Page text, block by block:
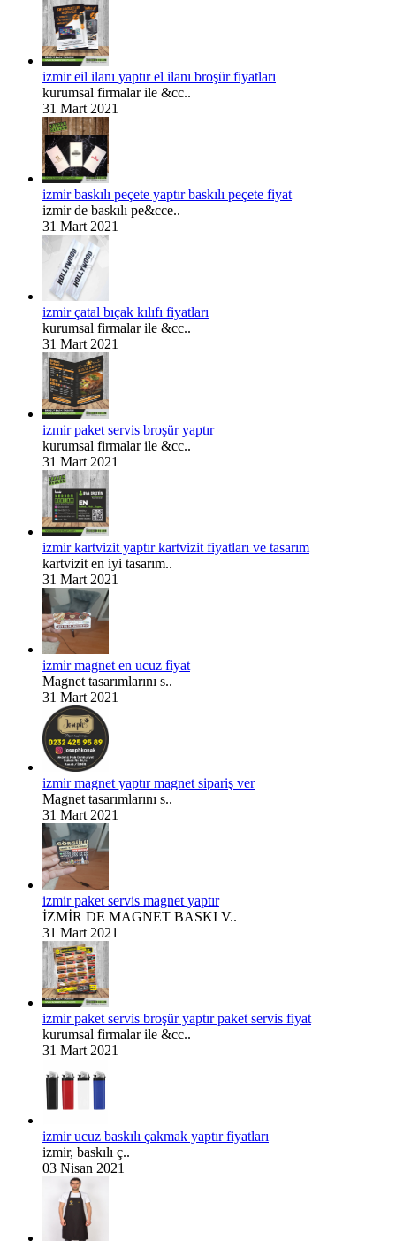
izmir eil ilanı yaptır el ilanı broşür fiyatları
kurumsal firmalar ile &cc..
31 Mart 2021
izmir baskılı peçete yaptır baskılı peçete fiyat
izmir de baskılı pe&cce..
31 Mart 2021
izmir çatal bıçak kılıfı fiyatları
kurumsal firmalar ile &cc..
31 Mart 2021
izmir paket servis broşür yaptır
kurumsal firmalar ile &cc..
31 Mart 2021
izmir kartvizit yaptır kartvizit fiyatları ve tasarım
kartvizit en iyi tasarım..
31 Mart 2021
izmir magnet en ucuz fiyat
Magnet tasarımlarını s..
31 Mart 2021
izmir magnet yaptır magnet sipariş ver
Magnet tasarımlarını s..
31 Mart 2021
izmir paket servis magnet yaptır
İZMİR DE MAGNET BASKI V..
31 Mart 2021
izmir paket servis broşür yaptır paket servis fiyat
kurumsal firmalar ile &cc..
31 Mart 2021
izmir ucuz baskılı çakmak yaptır fiyatları
izmir, baskılı ç..
03 Nisan 2021